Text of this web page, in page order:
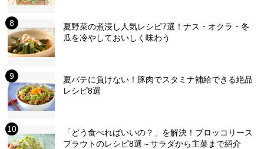
夏野菜の煮浸し人気レシピ7選！ナス・オクラ・冬
瓜を冷やしておいしく味わう
夏バテに負けない！豚肉でスタミナ補給できる絶品
レシピ8選
「どう食べればいいの？」を解決！ブロッコリース
プラウトのレシピ8選～サラダから主菜まで紹介